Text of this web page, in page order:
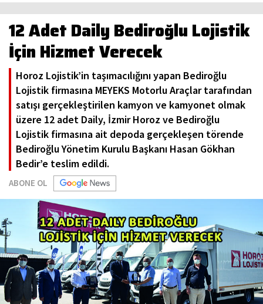
12 Adet Daily Bediroğlu Lojistik
İçin Hizmet Verecek
Horoz Lojistik’in taşımacılığını yapan Bediroğlu
Lojistik firmasına MEYEKS Motorlu Araçlar tarafından
satışı gerçekleştirilen kamyon ve kamyonet olmak
üzere 12 adet Daily, İzmir Horoz ve Bediroğlu
Lojistik firmasına ait depoda gerçekleşen törende
Bediroğlu Yönetim Kurulu Başkanı Hasan Gökhan
Bedir’e teslim edildi.
ABONE OL